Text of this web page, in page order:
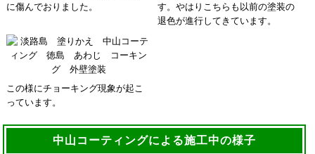
に傷んでおりました。
す。やはりこちらも以前の塗装の
退色が進行してきています。
この様にチョーキング現象が起こ
っています。
中山コーティングによる施工中の様子